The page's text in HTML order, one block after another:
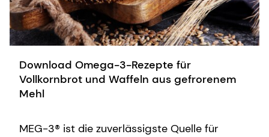
Download Omega-3-Rezepte für
Vollkornbrot und Waffeln aus gefrorenem
Mehl
MEG-3® ist die zuverlässigste Quelle für